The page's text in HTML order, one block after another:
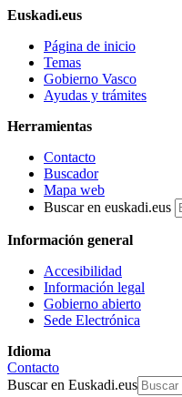
Euskadi.eus
Página de inicio
Temas
Gobierno Vasco
Ayudas y trámites
Herramientas
Contacto
Buscador
Mapa web
Buscar en euskadi.eus
Información general
Accesibilidad
Información legal
Gobierno abierto
Sede Electrónica
Idioma
Contacto
Buscar en Euskadi.eus